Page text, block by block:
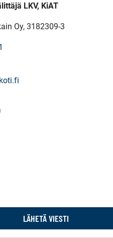
LKV, KiAT
Oy, 3182309-3
LÄHETÄ VIESTI